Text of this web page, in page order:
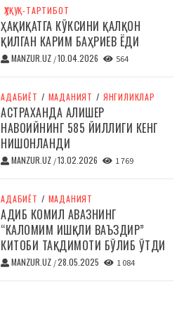
ҲУҚУҚ-ТАРТИБОТ
ҲАҚИҚАТГА КЎКСИНИ ҚАЛҚОН
ҚИЛГАН КАРИМ БАҲРИЕВ ЁДИ
MANZUR.UZ /10.04.2026 564
АДАБИЁТ / МАДАНИЯТ / ЯНГИЛИКЛАР
АСТРАХАНДА АЛИШЕР
НАВОИЙНИНГ 585 ЙИЛЛИГИ КЕНГ
НИШОНЛАНДИ
MANZUR.UZ /13.02.2026 1 769
АДАБИЁТ / МАДАНИЯТ
АДИБ КОМИЛ АВАЗНИНГ
“КАЛОМИМ ИШҚЛИ ВАЪЗДИР”
КИТОБИ ТАҚДИМОТИ БЎЛИБ ЎТДИ
MANZUR.UZ /28.05.2025 1 084